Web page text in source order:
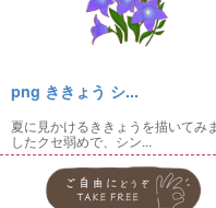
png ききょう シ...
夏に見かけるききょうを描いてみま
したクセ弱めで、シン...